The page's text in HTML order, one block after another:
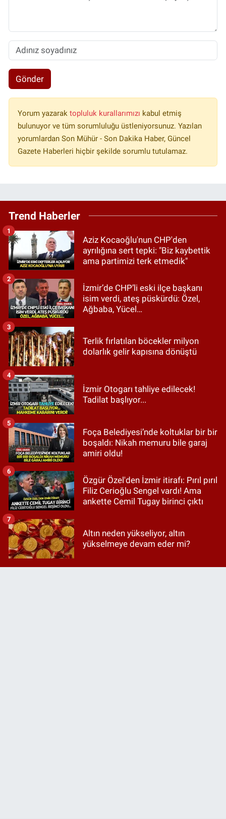
Gönder
Yorum yazarak topluluk kurallarımızı kabul etmiş
bulunuyor ve tüm sorumluluğu üstleniyorsunuz. Yazılan
yorumlardan Son Mühür - Son Dakika Haber, Güncel
Gazete Haberleri hiçbir şekilde sorumlu tutulamaz.
Trend Haberler
Aziz Kocaoğlu'nun CHP'den
ayrılığına sert tepki: "Biz kaybettik
ama partimizi terk etmedik"
1
İzmir’de CHP’li eski ilçe başkanı
isim verdi, ateş püskürdü: Özel,
Ağbaba, Yücel…
2
Terlik fırlatılan böcekler milyon
dolarlık gelir kapısına dönüştü
3
İzmir Otogarı tahliye edilecek!
Tadilat başlıyor...
4
Foça Belediyesi’nde koltuklar bir bir
boşaldı: Nikah memuru bile garaj
amiri oldu!
5
Özgür Özel'den İzmir itirafı: Pırıl pırıl
Filiz Cerioğlu Sengel vardı! Ama
ankette Cemil Tugay birinci çıktı
6
Altın neden yükseliyor, altın
yükselmeye devam eder mi?
7